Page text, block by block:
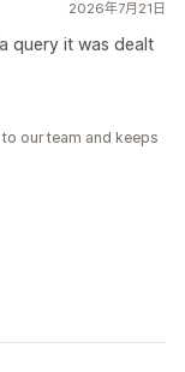
2026年7月21日
query it was dealt
our team and keeps